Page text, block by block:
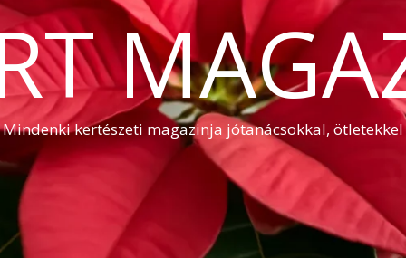
Mindenki kertészeti magazinja jótanácsokkal, ötletekkel